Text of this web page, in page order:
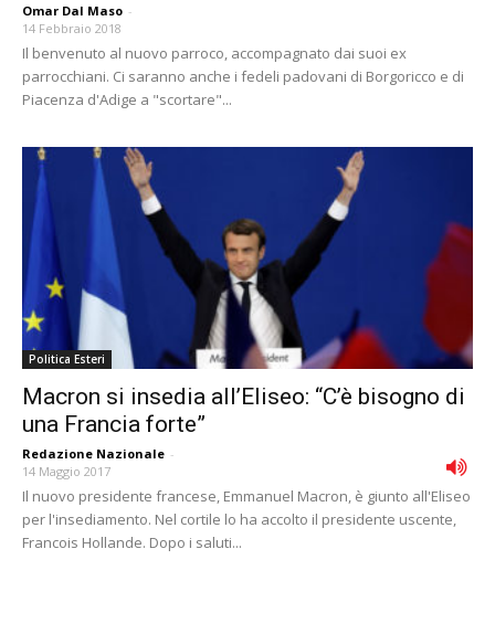
Omar Dal Maso -
14 Febbraio 2018
Il benvenuto al nuovo parroco, accompagnato dai suoi ex
parrocchiani. Ci saranno anche i fedeli padovani di Borgoricco e di
Piacenza d'Adige a "scortare"...
Politica Esteri
Macron si insedia allʼEliseo: “Cʼè bisogno di
una Francia forte”
Redazione Nazionale -
14 Maggio 2017
Il nuovo presidente francese, Emmanuel Macron, è giunto all'Eliseo
per l'insediamento. Nel cortile lo ha accolto il presidente uscente,
Francois Hollande. Dopo i saluti...